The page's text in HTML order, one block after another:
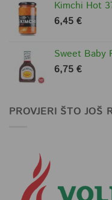
Kimchi Hot
6,45 €
Sweet Baby
6,75 €
PROVJERI ŠTO JOŠ